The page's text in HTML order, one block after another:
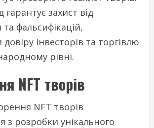
гарантує захист від
фальсифікацій,
інвесторів та торгівлю
рівні.
NFT творів
NFT творів
з розробки унікального